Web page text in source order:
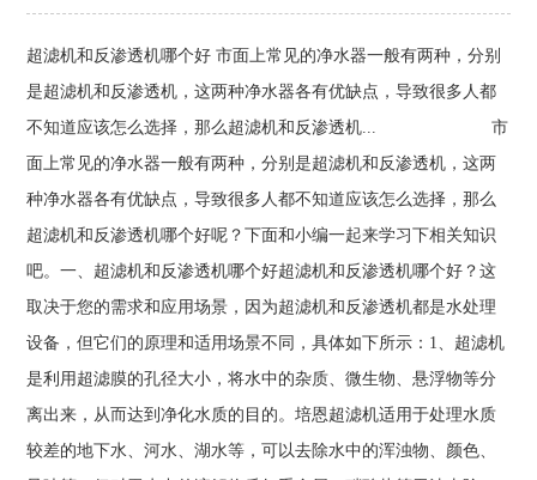
超滤机和反渗透机哪个好 市面上常见的净水器一般有两种，分别
是超滤机和反渗透机，这两种净水器各有优缺点，导致很多人都
不知道应该怎么选择，那么超滤机和反渗透机... 市
面上常见的净水器一般有两种，分别是超滤机和反渗透机，这两
种净水器各有优缺点，导致很多人都不知道应该怎么选择，那么
超滤机和反渗透机哪个好呢？下面和小编一起来学习下相关知识
吧。一、超滤机和反渗透机哪个好超滤机和反渗透机哪个好？这
取决于您的需求和应用场景，因为超滤机和反渗透机都是水处理
设备，但它们的原理和适用场景不同，具体如下所示：1、超滤机
是利用超滤膜的孔径大小，将水中的杂质、微生物、悬浮物等分
离出来，从而达到净化水质的目的。培恩超滤机适用于处理水质
较差的地下水、河水、湖水等，可以去除水中的浑浊物、颜色、